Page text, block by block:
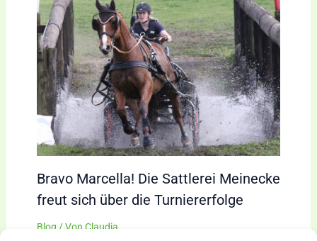
Bravo Marcella! Die Sattlerei Meinecke
freut sich über die Turniererfolge
Blog / Von Claudia